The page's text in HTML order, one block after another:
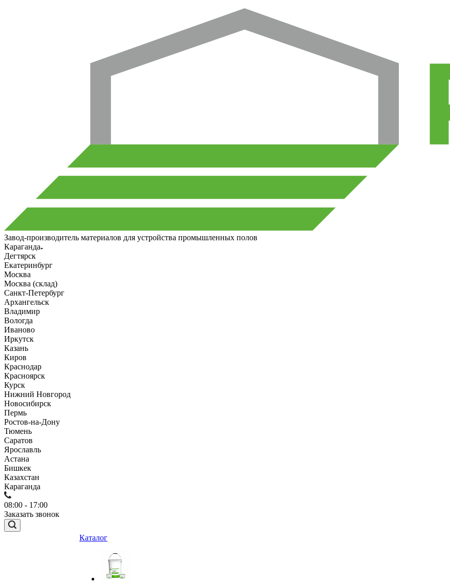
Завод-производитель материалов для устройства промышленных полов
Караганда
Дегтярск
Екатеринбург
Москва
Москва (склад)
Санкт-Петербург
Архангельск
Владимир
Вологда
Иваново
Иркутск
Казань
Киров
Краснодар
Красноярск
Курск
Нижний Новгород
Новосибирск
Пермь
Ростов-на-Дону
Тюмень
Саратов
Ярославль
Астана
Бишкек
Казахстан
Караганда
08:00 - 17:00
Заказать звонок
Каталог